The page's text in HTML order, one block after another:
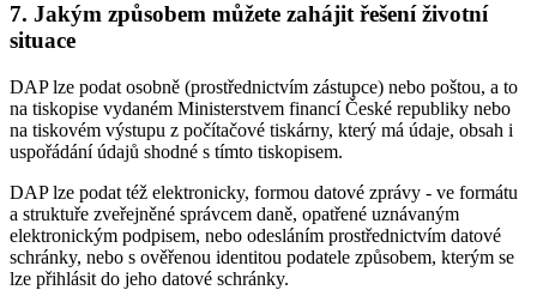
7. Jakým způsobem můžete zahájit řešení životní
situace
DAP lze podat osobně (prostřednictvím zástupce) nebo poštou, a to
na tiskopise vydaném Ministerstvem financí České republiky nebo
na tiskovém výstupu z počítačové tiskárny, který má údaje, obsah i
uspořádání údajů shodné s tímto tiskopisem.
DAP lze podat též elektronicky, formou datové zprávy - ve formátu
a struktuře zveřejněné správcem daně, opatřené uznávaným
elektronickým podpisem, nebo odesláním prostřednictvím datové
schránky, nebo s ověřenou identitou podatele způsobem, kterým se
lze přihlásit do jeho datové schránky.